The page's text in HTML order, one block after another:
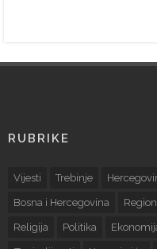
RUBRIKE
Vijesti Trebinje
Bosna i Hercegovina Region
Religija Politika